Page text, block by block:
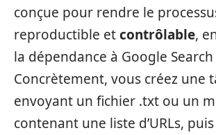
conçue pour rendre le
reproductible etcontrôlable,
la dépendance à Google
Concrètement, vous créez une
envoyant un fichier .txt ou un
contenant une liste d’URLs,